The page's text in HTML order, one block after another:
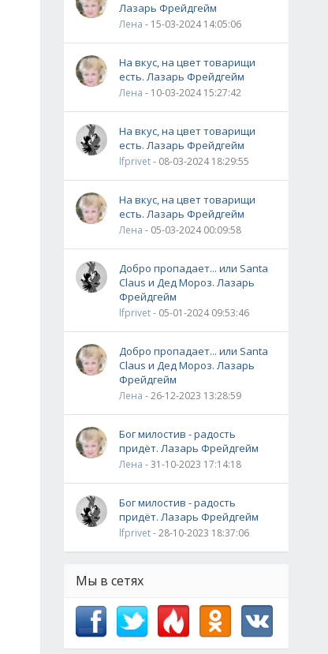
Лазарь Фрейдгейм
Лена - 15-03-2024 14:05:06
На вкус, на цвет товарищи
есть. Лазарь Фрейдгейм
Лена - 10-03-2024 15:27:42
На вкус, на цвет товарищи
есть. Лазарь Фрейдгейм
lfprivet- 08-03-2024 18:29:55
На вкус, на цвет товарищи
есть. Лазарь Фрейдгейм
Лена - 05-03-2024 00:09:58
Добро пропадает... или Santa
Claus и Дед Мороз. Лазарь
Фрейдгейм
lfprivet- 05-01-2024 09:53:46
Добро пропадает... или Santa
Claus и Дед Мороз. Лазарь
Фрейдгейм
Лена - 26-12-2023 13:28:59
Бог милостив - радость
придёт. Лазарь Фрейдгейм
Лена - 31-10-2023 17:14:18
Бог милостив - радость
придёт. Лазарь Фрейдгейм
lfprivet- 28-10-2023 18:37:06
Мы в сетях